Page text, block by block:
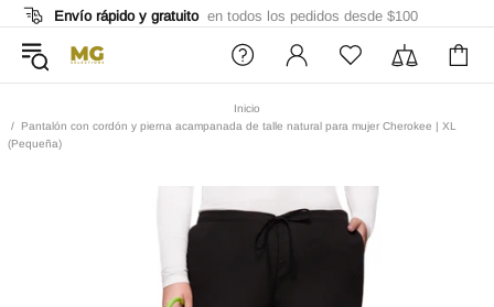
Envío rápido y gratuito en todos los pedidos desde $100
Inicio
Pantalón con cordón y pierna acampanada de talle natural para mujer Cherokee | XL
(Pequeña)